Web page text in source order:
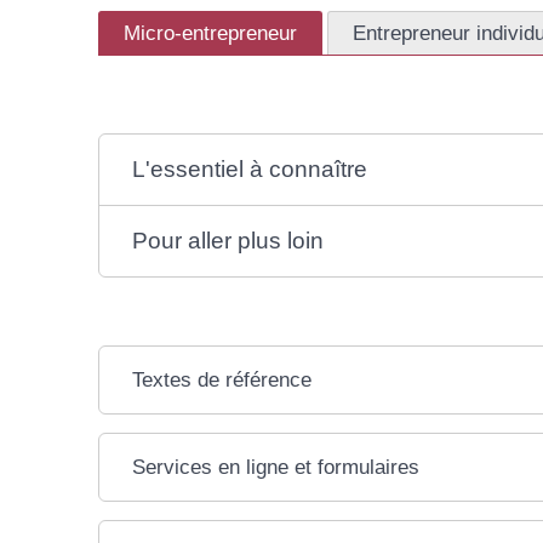
Micro-entrepreneur Entrepreneur
L'essentiel à connaître
Pour aller plus loin
Textes de référence
Services en ligne et formulaires